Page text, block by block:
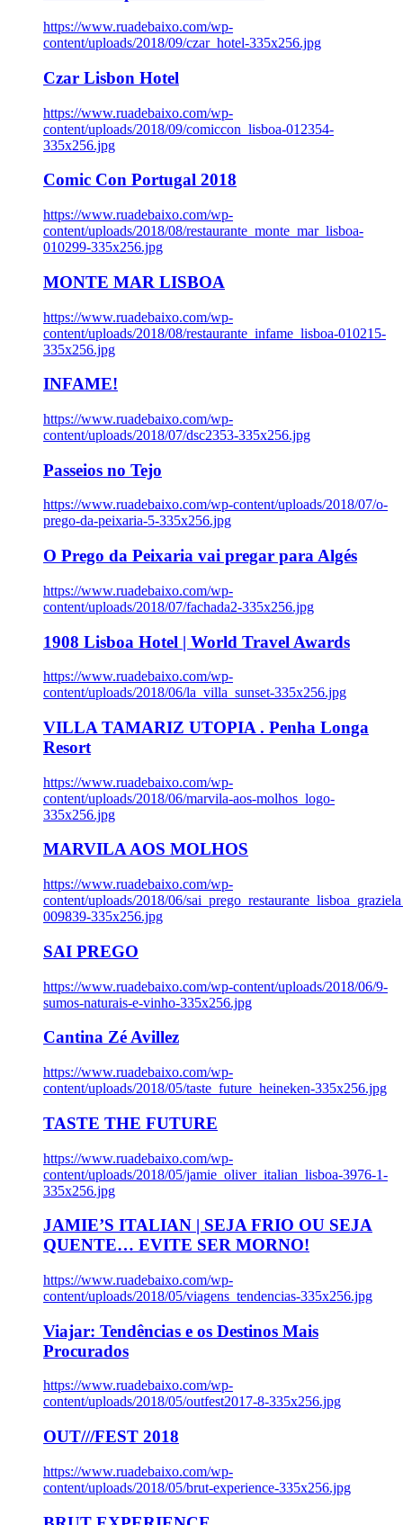
https://www.ruadebaixo.com/wp-
content/uploads/2018/09/czar_hotel-335x256.jpg
Czar Lisbon Hotel
https://www.ruadebaixo.com/wp-
content/uploads/2018/09/comiccon_lisboa-012354-
335x256.jpg
Comic Con Portugal 2018
https://www.ruadebaixo.com/wp-
content/uploads/2018/08/restaurante_monte_mar_lisboa-
010299-335x256.jpg
MONTE MAR LISBOA
https://www.ruadebaixo.com/wp-
content/uploads/2018/08/restaurante_infame_lisboa-010215-
335x256.jpg
INFAME!
https://www.ruadebaixo.com/wp-
content/uploads/2018/07/dsc2353-335x256.jpg
Passeios no Tejo
https://www.ruadebaixo.com/wp-content/uploads/2018/07/o-
prego-da-peixaria-5-335x256.jpg
O Prego da Peixaria vai pregar para Algés
https://www.ruadebaixo.com/wp-
content/uploads/2018/07/fachada2-335x256.jpg
1908 Lisboa Hotel | World Travel Awards
https://www.ruadebaixo.com/wp-
content/uploads/2018/06/la_villa_sunset-335x256.jpg
VILLA TAMARIZ UTOPIA . Penha Longa
Resort
https://www.ruadebaixo.com/wp-
content/uploads/2018/06/marvila-aos-molhos_logo-
335x256.jpg
MARVILA AOS MOLHOS
https://www.ruadebaixo.com/wp-
content/uploads/2018/06/
009839-335x256.jpg
SAI PREGO
https://www.ruadebaixo.com/wp-content/uploads/2018/06/9-
sumos-naturais-e-vinho-335x256.jpg
Cantina Zé Avillez
https://www.ruadebaixo.com/wp-
content/uploads/2018/05/taste_future_heineken-335x256.jpg
TASTE THE FUTURE
https://www.ruadebaixo.com/wp-
content/uploads/2018/05/jamie_oliver_italian_lisboa-3976-1-
335x256.jpg
JAMIE’S ITALIAN | SEJA FRIO OU SEJA
QUENTE… EVITE SER MORNO!
https://www.ruadebaixo.com/wp-
content/uploads/2018/05/viagens_tendencias-335x256.jpg
Viajar: Tendências e os Destinos Mais
Procurados
https://www.ruadebaixo.com/wp-
content/uploads/2018/05/outfest2017-8-335x256.jpg
OUT///FEST 2018
https://www.ruadebaixo.com/wp-
content/uploads/2018/05/brut-experience-335x256.jpg